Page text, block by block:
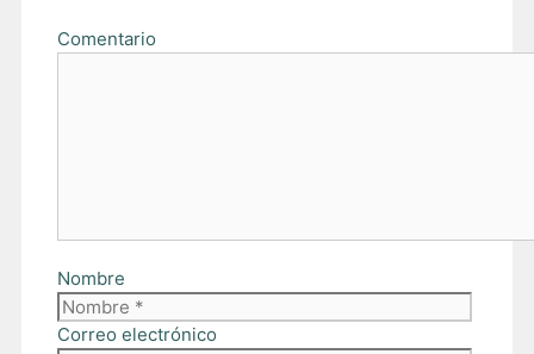
Comentario
Nombre
Correo electrónico